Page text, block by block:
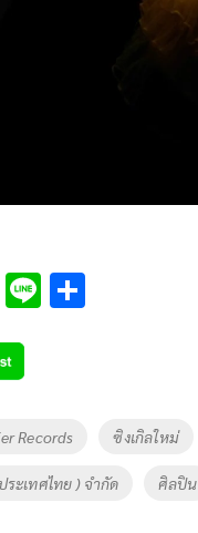
C
n
k
Li
Records ซิงเกิลใหม่
ะเทศไทย ) จำกัด ศิลปิน